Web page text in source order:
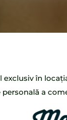
în
a